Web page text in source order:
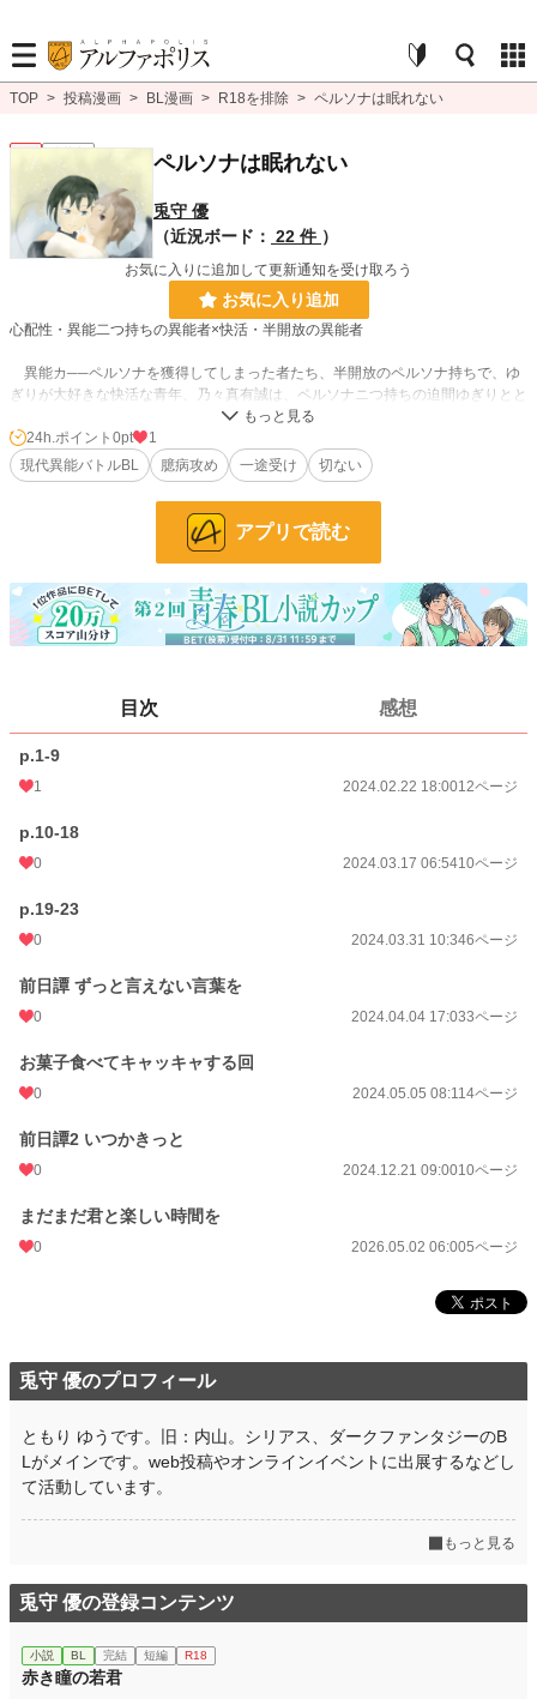
TOP > 投稿漫画 > BL漫画 > R18を排除 > ペルソナは眠れない
BL 連載中 ペルソナは眠れない
兎守 優
（近況ボード： 22 件 ）
お気に入りに追加して更新通知を受け取ろう
お気に入り追加
心配性・異能二つ持ちの異能者×快活・半開放の異能者
異能カ──ペルソナを獲得してしまった者たち、半開放のペルソナ持ちで、ゆ
ぎりが大好きな快活な青年、乃々真有誠は、ペルソナニつ持ちの迫間ゆぎりとと
もに、最凶のペルソナである白魔に立ち向かう。
臆病と一途。二人の選択の物語。
短編マンガ 本編23ページ
プロフや連載作業時のwipも掲載
不定期に番外編を更新予定。
BL漫画 1,406 位 / 1,406 件
BL 1,079 位 / 1,079 件
ページ数
月間ポイント
年間ポイント 725 pt (702 位)
累計ポイント
24h.ポイント 0pt
1
現代異能バトルBL
臆病攻め 一途受け 切ない
アプリで読む
目次 感想
p.1-9
1 2024.02.22 18:0012ページ
p.10-18
0 2024.03.17 06:5410ページ
p.19-23
0 2024.03.31 10:346ページ
前日譚 ずっと言えない言葉を
0 2024.04.04 17:033ページ
お菓子食べてキャッキャする回
0 2024.05.05 08:114ページ
前日譚2 いつかきっと
0 2024.12.21 09:0010ページ
まだまだ君と楽しい時間を
0 2026.05.02 06:005ページ
兎守 優のプロフィール
ともり ゆうです。旧：内山。シリアス、ダークファンタジーのB
Lがメインです。web投稿やオンラインイベントに出展するなどし
て活動しています。
もっと見る
兎守 優の登録コンテンツ
小説 BL 完結 短編 R18
赤き瞳の若君